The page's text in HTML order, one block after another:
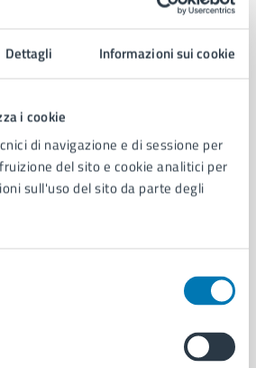
Dettagli Informazioni sui cookie
i cookie
di navigazione e di sessione per
del sito e cookie analitici per
sull'uso del sito da parte degli